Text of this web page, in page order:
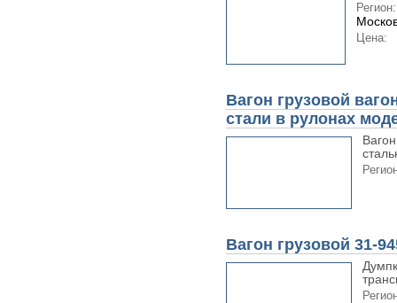
Регион:
Цена:
Вагон грузовой
стали в рулонах
Вагон грузовой 31-